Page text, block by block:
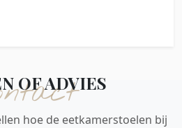
OF ADVIES
hoe de eetkamerstoelen bij